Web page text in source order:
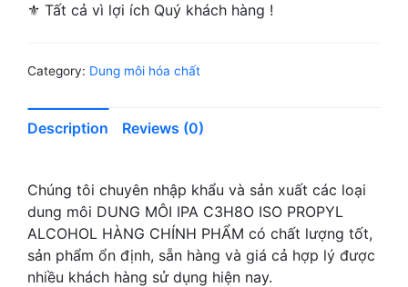
⚜ Tất cả vì lợi ích Quý khách hàng !
Category: Dung môi hóa chất
Description Reviews (0)
Chúng tôi chuyên nhập khẩu và sản xuất các loại
dung môi DUNG MÔI IPA C3H8O ISO PROPYL
ALCOHOL HÀNG CHÍNH PHẨM có chất lượng tốt,
sản phẩm ổn định, sẵn hàng và giá cả hợp lý được
nhiều khách hàng sử dụng hiện nay.